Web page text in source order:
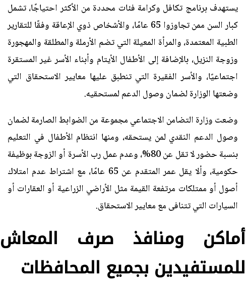
يستهدف برنامج تكافل وكرامة فئات محددة من الأكثر احتياجًا، تشمل
كبار السن ممن تجاوزوا 65 عامًا، والأشخاص ذوي الإعاقة وفقًا للتقارير
الطبية المعتمدة، والمرأة المعيلة التي تضم الأرملة والمطلقة والمهجورة
وزوجة النزيل، بالإضافة إلى الأطفال الأيتام وأبناء الأسر غير المستقرة
اجتماعيًا، والأسر الفقيرة التي تنطبق عليها معايير الاستحقاق التي
وضعتها الوزارة لضمان وصول الدعم لمستحقيه.
وضعت وزارة التضامن الاجتماعي مجموعة من الضوابط الصارمة لضمان
وصول الدعم النقدي لمن يستحقه، ومنها انتظام الأطفال في التعليم
بنسبة حضور لا تقل عن 80%، وعدم عمل رب الأسرة أو الزوجة بوظيفة
حكومية، وألا يقل عمر المتقدم عن 65 عامًا، مع اشتراط عدم امتلاك
أصول أو ممتلكات مرتفعة القيمة مثل الأراضي الزراعية أو العقارات أو
السيارات التي تتنافى مع معايير الاستحقاق.
أماكن ومنافذ صرف المعاش
للمستفيدين بجميع المحافظات